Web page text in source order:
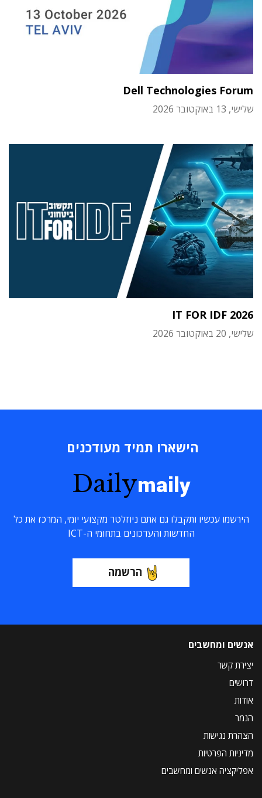
Dell Technologies Forum
שלישי, 13 באוקטובר 2026
IT FOR IDF 2026
שלישי, 20 באוקטובר 2026
הישארו תמיד מעודכנים
Dailymaily
הירשמו עכשיו ותקבלו גם אתם ניוזלטר מקצועי יומי, המרכז את כל
החדשות והעדכונים בתחומי ה-ICT
הרשמה
אנשים ומחשבים
יצירת קשר
דרושים
אודות
הנמר
הצהרת נגישות
מדיניות הפרטיות
אפליקציה אנשים ומחשבים